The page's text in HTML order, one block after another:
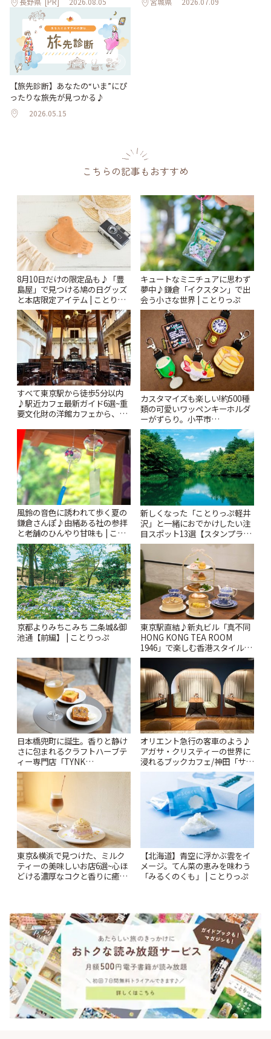
【旅先診断】あなたの“いま”にぴ
ったりな旅先が見つかる♪
2026.05.15
こちらの記事もおすすめ
8月10日だけの限定品も♪「豊
島屋」で見つける鳩の日グッズ
と本店限定アイテム | ことりっ
ぷ
キュートなミニチュアに思わず
夢中♪鎌倉「イクスタン」で出
会う小さな世界 | ことりっぷ
すべて東京駅から徒歩5分以内
♪駅近カフェ最新ガイド6選~重
要文化財の洋館カフェから、改
りっぷ
カスタマイズも楽しい!約500種
類の可愛いワッペンキーホルダ
ーがずらり。小平市
「Kimamaya T&K」 | ことりっ
ぷ
風鈴の音色に誘われて歩く夏の
鎌倉さんぽ♪由緒ある社の参拝
と老舗のひんやり甘味も | こと
りっぷ
新しくなった「ことりっぷ軽井
沢」と一緒におでかけしたい注
目スポット13選【スタンプラリ
ー開催中】 | ことりっぷ
京都よりみちこみち 二条城&御
池通【前編】 | ことりっぷ
東京駅直結♪新丸ビル「真不同
HONG KONG TEA ROOM
1946」で楽しむ香港スタイルの
アフタヌーンティー | ことりっ
ぷ
日本橋兜町に誕生。香りと静け
さに包まれるクラフトハーブテ
ィー専門店「TYNK
Kabutocho」 | ことりっぷ
オリエント急行の客車のよう♪
アガサ・クリスティーの世界に
浸れるブックカフェ/神田「サロ
ンクリスティ」 | ことりっぷ
東京&横浜で見つけた、ミルク
ティーの美味しいお店6選~心ほ
どける濃厚なコクと香りに癒や
【北海道】青空に浮かぶ雲をイ
メージ。てん菜の恵みを味わう
「みるくのくも」 | ことりっぷ